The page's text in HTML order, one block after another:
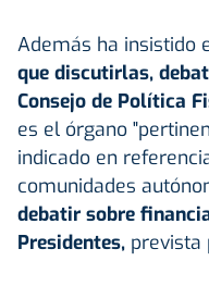
Además ha insistido
que discutirlas,
Consejo de Política
es el órgano
indicado en
comunidades
debatir sobre
Presidentes, prevista